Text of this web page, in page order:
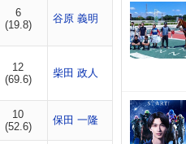
6
(19.8)
谷原 義明
12
(69.6)
柴田 政人
10
(52.6)
保田 一隆